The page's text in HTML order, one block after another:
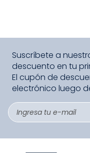
Suscríbete a
descuento en tu
El cupón de
electrónico luego